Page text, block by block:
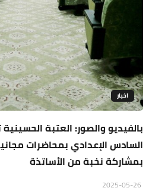
اخبار
بالفيديو والصور: العتبة
السادس الإعدادي بمحاضرات
بمشاركة نخبة من الأساتذة